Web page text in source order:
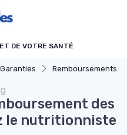
DE VOTRE SANTÉ
Remboursements des Soins
des
le nutritionniste